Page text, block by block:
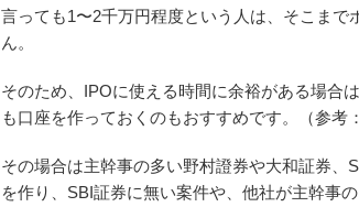
言っても1〜2千万円程度という人は、そこまで
ん。
そのため、IPOに使える時間に余裕がある場合
も口座を作っておくのもおすすめです。（参考：
その場合は主幹事の多い野村證券や大和証券、
を作り、SBI証券に無い案件や、他社が主幹事